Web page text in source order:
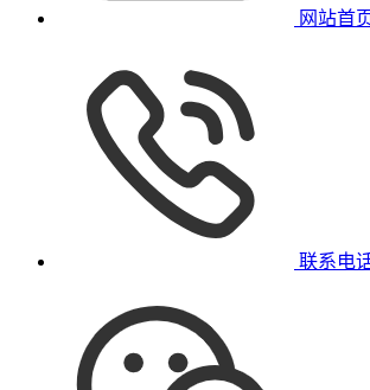
网站首
联系电